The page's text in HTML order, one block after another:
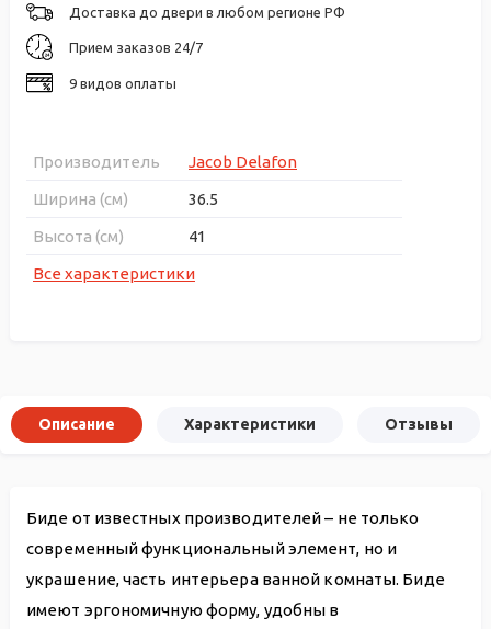
Доставка до двери в любом регионе РФ
Прием заказов 24/7
9 видов оплаты
Производитель
Jacob Delafon
Ширина (см)
36.5
Высота (см)
41
Все характеристики
Описание Характеристики Отзывы
Биде от известных производителей – не только
современный функциональный элемент, но и
украшение, часть интерьера ванной комнаты. Биде
имеют эргономичную форму, удобны в